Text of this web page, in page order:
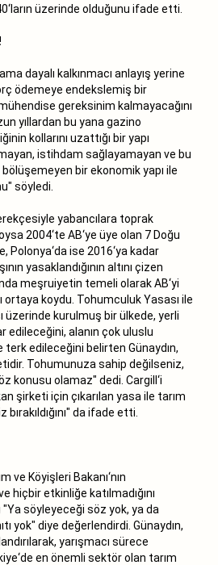
üzerinde olduğunu ifade etti.
dayalı kalkınmacı anlayış yerine
ödemeye endekslemiş bir
gereksinim kalmayacağını
yıllardan bu yana gazino
kollarını uzattığı bir yapı
istihdam sağlayamayan ve bu
bir ekonomik yapı ile
söyledi.
yabancılara toprak
2004‘te AB‘ye üye olan 7 Doğu
Polonya‘da ise 2016‘ya kadar
yasaklandığının altını çizen
meşruiyetin temeli olarak AB‘yi
ortaya koydu. Tohumculuk Yasası ile
üzerinde kurulmuş bir ülkede, yerli
alanın çok uluslu
edileceğini belirten Günaydın,
Tohumunuza sahip değilseniz,
konusu olamaz" dedi. Cargill‘i
şirketi için çıkarılan yasa ile tarım
da ifade etti.
ve Köyişleri Bakanı‘nın
hiçbir etkinliğe katılmadığını
"Ya söyleyeceği söz yok, ya da
yok" diye değerlendirdi. Günaydın,
yarışmacı sürece
en önemli sektör olan tarım